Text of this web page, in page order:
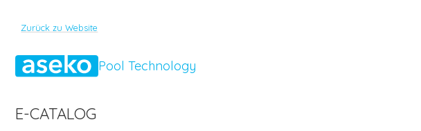
Zurück zu Website
Pool Technology
E-CATALOG